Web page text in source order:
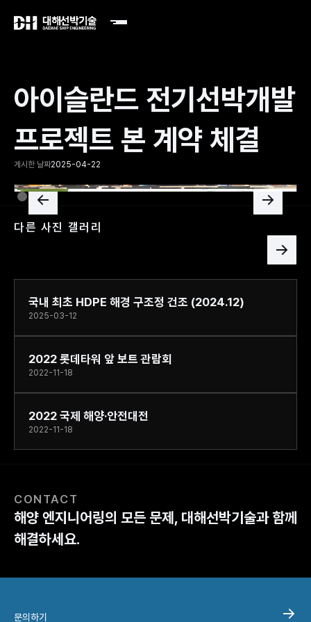
아이슬란드 전기선박개발
프로젝트 본 계약 체결
게시한 날짜2025-04-22
Slide 2 of 2.
다른 사진 갤러리
국내 최초 HDPE 해경 구조정 건조 (2024.12)
2025-03-12
2022 롯데타워 앞 보트 관람회
2022-11-18
2022 국제 해양·안전대전
2022-11-18
CONTACT
해양 엔지니어링의 모든 문제, 대해선박기술과 함께
해결하세요.
문의하기